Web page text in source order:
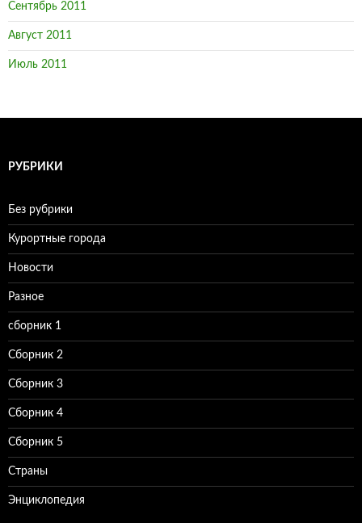
Сентябрь 2011
Август 2011
Июль 2011
РУБРИКИ
Без рубрики
Курортные города
Новости
Разное
сборник 1
Сборник 2
Сборник 3
Сборник 4
Сборник 5
Страны
Энциклопедия